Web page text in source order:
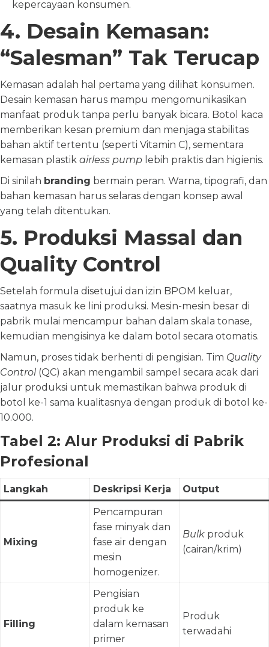
kepercayaan konsumen.
4. Desain Kemasan:
“Salesman” Tak Terucap
Kemasan adalah hal pertama yang dilihat konsumen.
Desain kemasan harus mampu mengomunikasikan
manfaat produk tanpa perlu banyak bicara. Botol kaca
memberikan kesan premium dan menjaga stabilitas
bahan aktif tertentu (seperti Vitamin C), sementara
kemasan plastik airless pump lebih praktis dan higienis.
Di sinilah branding bermain peran. Warna, tipografi, dan
bahan kemasan harus selaras dengan konsep awal
yang telah ditentukan.
5. Produksi Massal dan
Quality Control
Setelah formula disetujui dan izin BPOM keluar,
saatnya masuk ke lini produksi. Mesin-mesin besar di
pabrik mulai mencampur bahan dalam skala tonase,
kemudian mengisinya ke dalam botol secara otomatis.
Namun, proses tidak berhenti di pengisian. Tim Quality
Control(QC) akan mengambil sampel secara acak dari
jalur produksi untuk memastikan bahwa produk di
botol ke-1 sama kualitasnya dengan produk di botol ke-
10.000.
Tabel 2: Alur Produksi di Pabrik
Profesional
Langkah Deskripsi Kerja Output
Mixing
Pencampuran
fase minyak dan
fase air dengan
mesin
homogenizer.
Bulk produk
(cairan/krim)
Filling
Pengisian
produk ke
dalam kemasan
primer
Produk
terwadahi